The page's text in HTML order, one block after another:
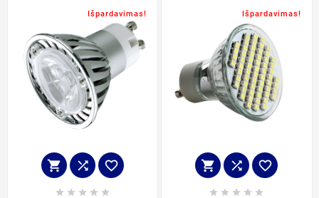
Išpardavimas!
  
    
Išpardavimas!
  
    